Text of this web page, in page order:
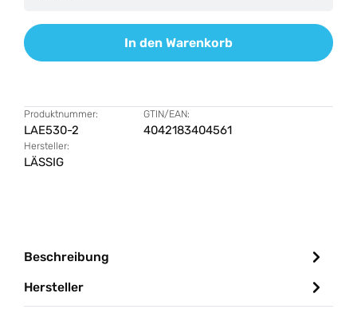
In den Warenkorb
Produktnummer:
LAE530-2
GTIN/EAN:
4042183404561
Hersteller:
LÄSSIG
Beschreibung
Hersteller